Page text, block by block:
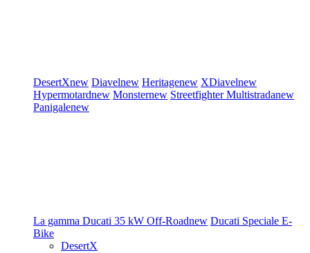
DesertXnew Diavelnew Heritagenew XDiavelnew
Hypermotardnew Monsternew StreetfighterMultistradanew
Panigalenew
La gamma Ducati 35 kW Off-Roadnew Ducati Speciale E-
Bike
DesertX